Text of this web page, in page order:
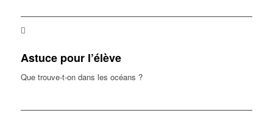
Astuce pour l’élève
Que trouve-t-on dans les océans ?